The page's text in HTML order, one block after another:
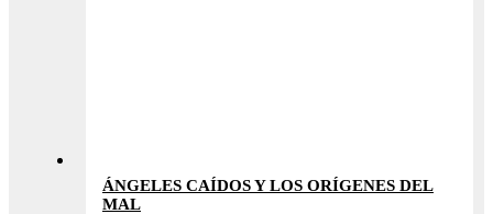
ÁNGELES CAÍDOS Y LOS ORÍGENES DEL
MAL